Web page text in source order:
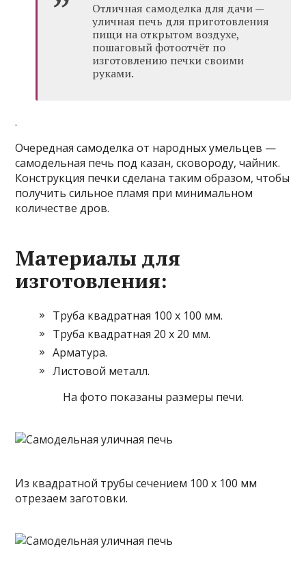
Отличная самоделка для дачи —
уличная печь для приготовления
пищи на открытом воздухе,
пошаговый фотоотчёт по
изготовлению печки своими
руками.
.
Очередная самоделка от народных умельцев —
самодельная печь под казан, сковороду, чайник.
Конструкция печки сделана таким образом, чтобы
получить сильное пламя при минимальном
количестве дров.
Материалы для
изготовления:
Труба квадратная 100 х 100 мм.
Труба квадратная 20 х 20 мм.
Арматура.
Листовой металл.
На фото показаны размеры печи.
Из квадратной трубы сечением 100 х 100 мм
отрезаем заготовки.